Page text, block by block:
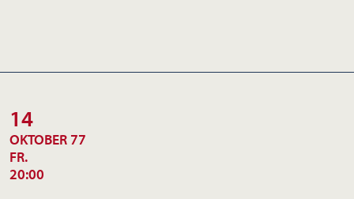
14
OKTOBER 77
FR.
20:00